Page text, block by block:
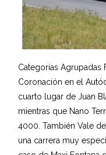
Categorías
Coronación en el
cuarto lugar de Juan
mientras que Nano
4000. También Vale
una carrera muy